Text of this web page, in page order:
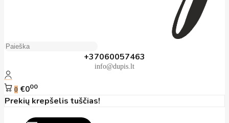
+37060057463
info@dupis.lt
0 €000
Prekių krepšelis tuščias!